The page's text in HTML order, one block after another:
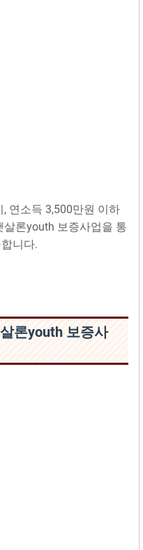
연소득 3,500만원 이하
살론youth 보증사업을 통
니다.
론youth 보증사